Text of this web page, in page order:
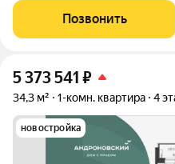
-Космонавта Беляева -
гармонично вписан в
Позвонить
5 373 541 ₽
34,3 м² 1-комн. квартира 4
новостройка